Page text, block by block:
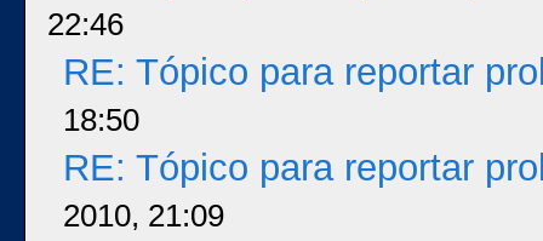
22:46
RE: Tópico para reportar
18:50
RE: Tópico para reportar
2010, 21:09